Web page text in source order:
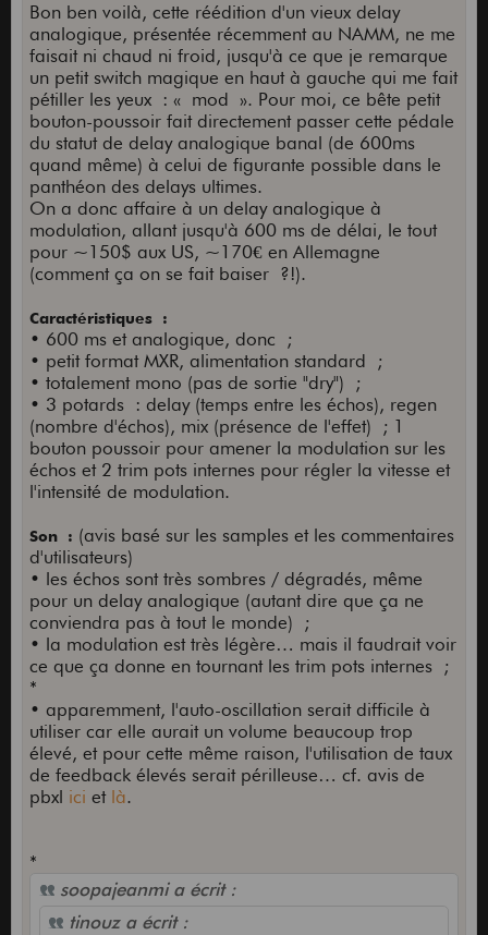
Bon ben voilà, cette réédition d'un vieux delay
analogique, présentée récemment au NAMM, ne me
faisait ni chaud ni froid, jusqu'à ce que je remarque
un petit switch magique en haut à gauche qui me fait
pétiller les yeux : « mod ». Pour moi, ce bête petit
bouton-poussoir fait directement passer cette pédale
du statut de delay analogique banal (de 600ms
quand même) à celui de figurante possible dans le
panthéon des delays ultimes.
On a donc affaire à un delay analogique à
modulation, allant jusqu'à 600 ms de délai, le tout
pour ~150$ aux US, ~170€ en Allemagne
(comment ça on se fait baiser ?!).
Caractéristiques :
• 600 ms et analogique, donc ;
• petit format MXR, alimentation standard ;
• totalement mono (pas de sortie "dry") ;
• 3 potards : delay (temps entre les échos), regen
(nombre d'échos), mix (présence de l'effet) ; 1
bouton poussoir pour amener la modulation sur les
échos et 2 trim pots internes pour régler la vitesse et
l'intensité de modulation.
Son : (avis basé sur les samples et les commentaires
d'utilisateurs)
• les échos sont très sombres / dégradés, même
pour un delay analogique (autant dire que ça ne
conviendra pas à tout le monde) ;
• la modulation est très légère… mais il faudrait voir
ce que ça donne en tournant les trim pots internes ;
*
• apparemment, l'auto-oscillation serait difficile à
utiliser car elle aurait un volume beaucoup trop
élevé, et pour cette même raison, l'utilisation de taux
de feedback élevés serait périlleuse… cf. avis de
pbxl ici et là.
*
soopajeanmi a écrit :
tinouz a écrit :